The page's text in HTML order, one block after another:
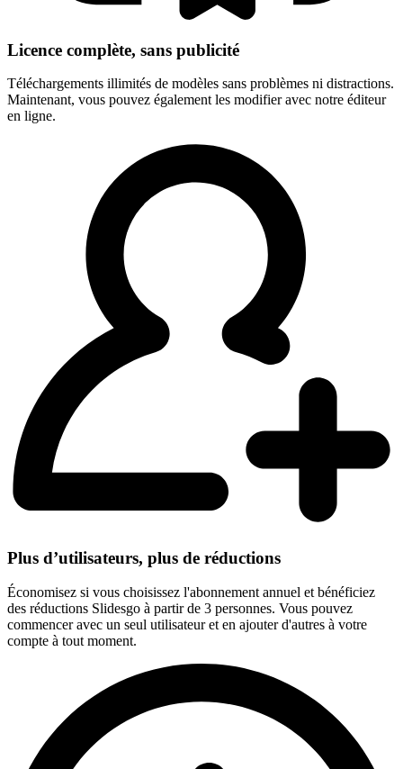
Licence complète, sans publicité
Téléchargements illimités de modèles sans problèmes ni distractions.
Maintenant, vous pouvez également les modifier avec notre éditeur
en ligne.
Plus d’utilisateurs, plus de réductions
Économisez si vous choisissez l'abonnement annuel et bénéficiez
des réductions Slidesgo à partir de 3 personnes. Vous pouvez
commencer avec un seul utilisateur et en ajouter d'autres à votre
compte à tout moment.